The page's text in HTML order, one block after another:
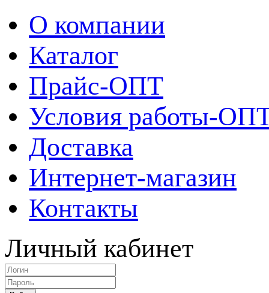
О компании
Каталог
Прайс-ОПТ
Условия работы-
Доставка
Интернет-магазин
Контакты
Личный кабинет